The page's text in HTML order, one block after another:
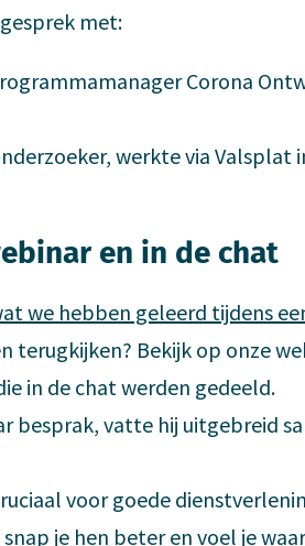
met:
Corona
werkte via Valsplat
en in de chat
we hebben geleerd tijdens
terugkijken? Bekijk op onze
in de chat werden gedeeld.
besprak, vatte hij uitgebreid
voor goede
je hen beter en voel je